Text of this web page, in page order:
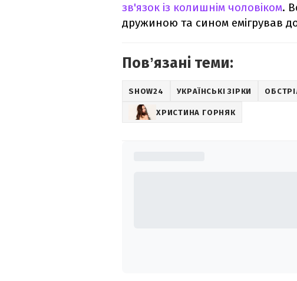
зв'язок із колишнім чоловіком.
дружиною та сином емігрував
Повʼязані теми:
SHOW24 УКРАЇНСЬКІ ЗІРКИ
ХРИСТИНА ГОРНЯК